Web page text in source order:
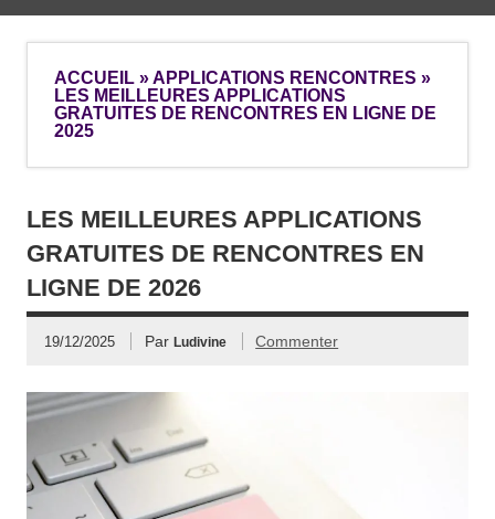
ACCUEIL »APPLICATIONS RENCONTRES »
LES MEILLEURES APPLICATIONS
GRATUITES DE RENCONTRES EN LIGNE DE
2025
LES MEILLEURES APPLICATIONS
GRATUITES DE RENCONTRES EN
LIGNE DE 2026
19/12/2025 Par Ludivine Commenter